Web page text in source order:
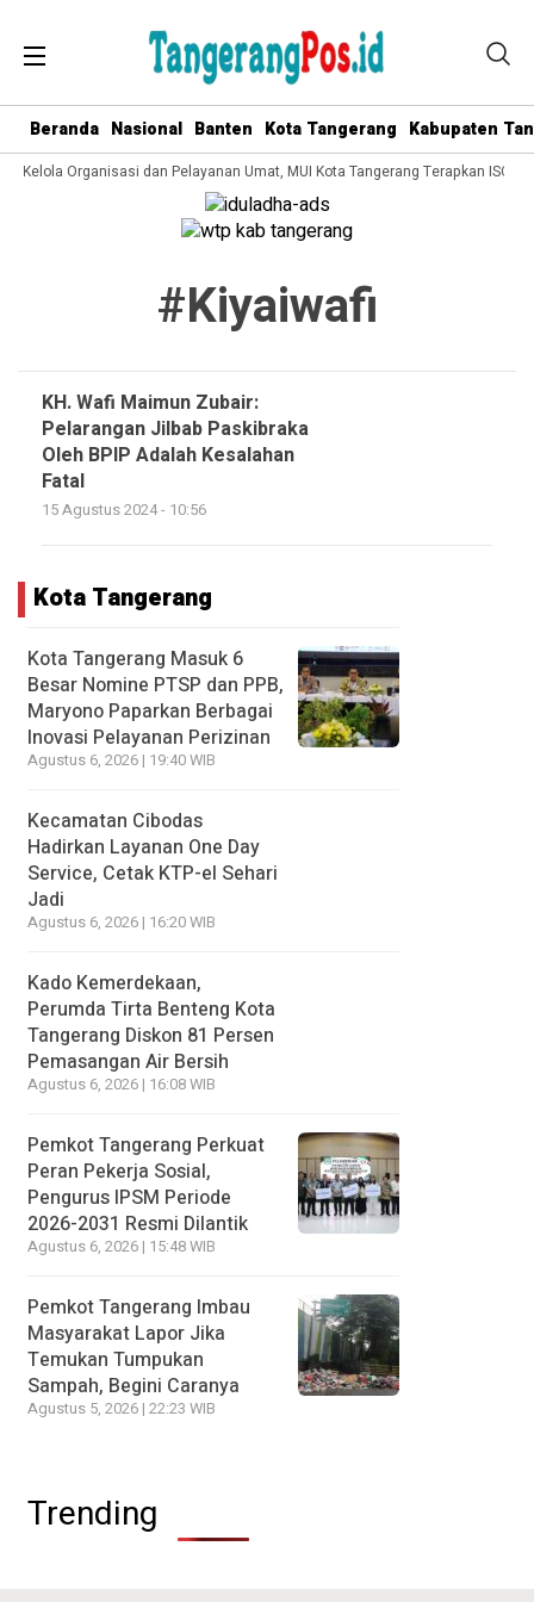
Beranda Nasional Banten Kota Tangerang Kabupaten
Kelola Organisasi dan Pelayanan Umat, MUI Kota Tangerang Terapkan ISO
#kiyaiwafi
KH. Wafi Maimun Zubair:
Pelarangan Jilbab Paskibraka
Oleh BPIP Adalah Kesalahan
Fatal
15 Agustus 2024 - 10:56
Kota Tangerang
Kota Tangerang Masuk 6
Besar Nomine PTSP dan PPB,
Maryono Paparkan Berbagai
Inovasi Pelayanan Perizinan
Agustus 6, 2026 | 19:40 WIB
Kecamatan Cibodas
Hadirkan Layanan One Day
Service, Cetak KTP-el Sehari
Jadi
Agustus 6, 2026 | 16:20 WIB
Kado Kemerdekaan,
Perumda Tirta Benteng Kota
Tangerang Diskon 81 Persen
Pemasangan Air Bersih
Agustus 6, 2026 | 16:08 WIB
Pemkot Tangerang Perkuat
Peran Pekerja Sosial,
Pengurus IPSM Periode
2026-2031 Resmi Dilantik
Agustus 6, 2026 | 15:48 WIB
Pemkot Tangerang Imbau
Masyarakat Lapor Jika
Temukan Tumpukan
Sampah, Begini Caranya
Agustus 5, 2026 | 22:23 WIB
Trending